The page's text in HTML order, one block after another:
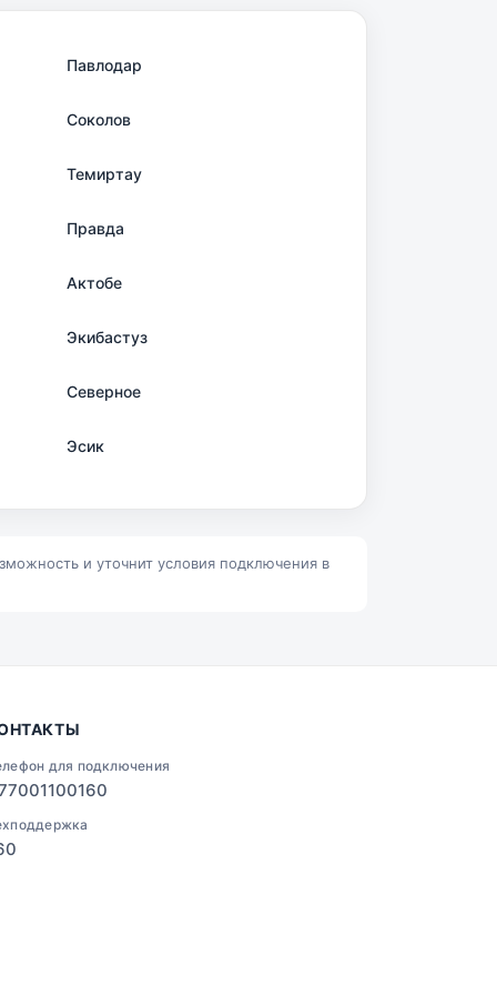
Павлодар
Соколов
Темиртау
Правда
Актобе
Экибастуз
Северное
Эсик
и уточнит условия подключения в
для подключения